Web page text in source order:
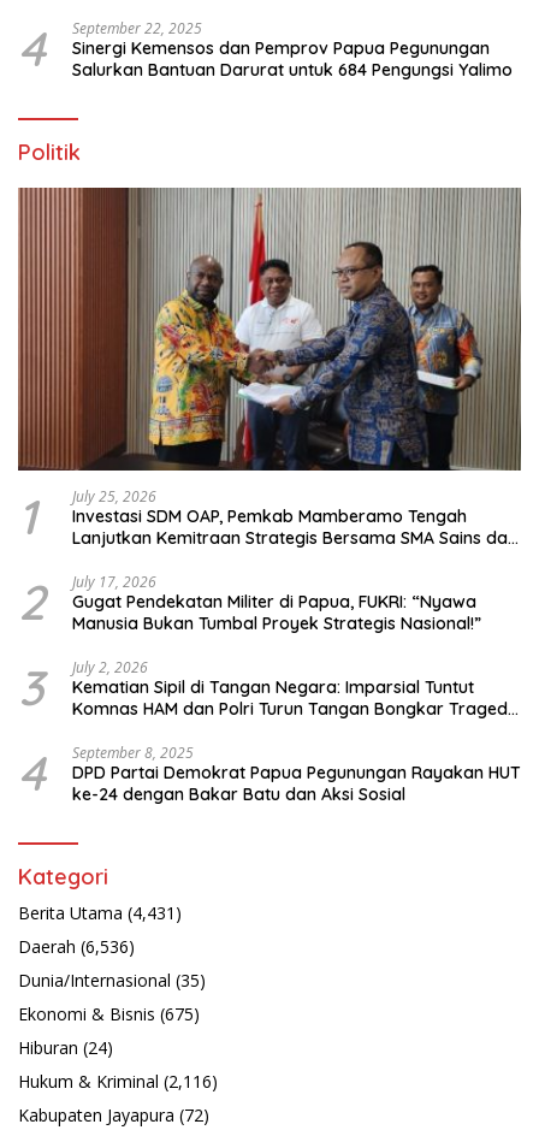
4 September 22, 2025
Sinergi Kemensos dan Pemprov Papua Pegunungan
Salurkan Bantuan Darurat untuk 684 Pengungsi Yalimo
Politik
1 July 25, 2026
Investasi SDM OAP, Pemkab Mamberamo Tengah
Lanjutkan Kemitraan Strategis Bersama SMA Sains dan
2 July 17, 2026
Gugat Pendekatan Militer di Papua, FUKRI: “Nyawa
Manusia Bukan Tumbal Proyek Strategis Nasional!”
3 July 2, 2026
Kematian Sipil di Tangan Negara: Imparsial Tuntut
Komnas HAM dan Polri Turun Tangan Bongkar Tragedi
4 September 8, 2025
DPD Partai Demokrat Papua Pegunungan Rayakan HUT
ke-24 dengan Bakar Batu dan Aksi Sosial
Kategori
Berita Utama (4,431)
Daerah (6,536)
Dunia/Internasional (35)
Ekonomi & Bisnis (675)
Hiburan (24)
Hukum & Kriminal (2,116)
Kabupaten Jayapura (72)